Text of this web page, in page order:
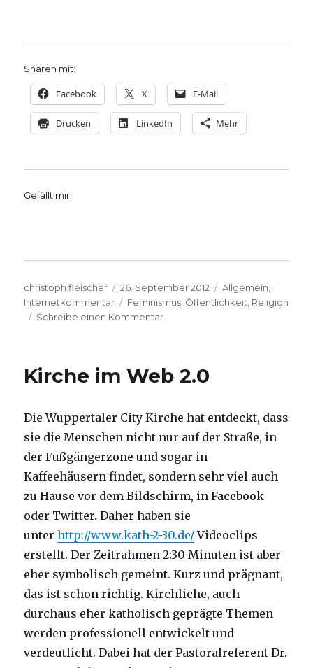
Sharen mit:
Facebook X E-Mail
Drucken LinkedIn Mehr
Gefällt mir:
Autor
christoph.fleischer
Veröffentlicht
am
26. September 2012 Kategorien
Allgemein
Internetkommentar
Schlagwörter
Feminismus Öffentlichkeit Religion
Schreibe einen Kommentarzu
Schrupp,
von
Christoph
Werl
2012
Kirche im Web 2.0
Die Wuppertaler City Kirche hat entdeckt, dass
sie die Menschen nicht nur auf der Straße, in
der Fußgängerzone und sogar in
Kaffeehäusern findet, sondern sehr viel auch
zu Hause vor dem Bildschirm, in Facebook
oder Twitter. Daher haben sie
unterhttp://www.kath-2-30.de/Videoclips
erstellt. Der Zeitrahmen 2:30 Minuten ist aber
eher symbolisch gemeint. Kurz und prägnant,
das ist schon richtig. Kirchliche, auch
durchaus eher katholisch geprägte Themen
werden professionell entwickelt und
verdeutlicht. Dabei hat der Pastoralreferent Dr.